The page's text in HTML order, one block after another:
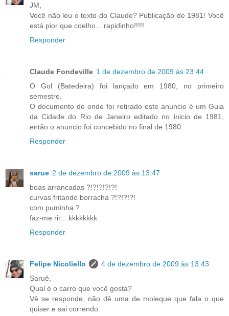
JM,
Você não leu o texto do Claude? Publicação de 1981! Você
está pior que coelho... rapidinho!!!!!
Responder
Claude Fondeville 1 de dezembro de 2009 às 23:44
O Gol (Batedeira) foi lançado em 1980, no primeiro
semestre.
O documento de onde foi retirado este anuncio é um Guia
da Cidade do Rio de Janeiro editado no inicio de 1981,
então o anuncio foi concebido no final de 1980.
Responder
sarue 2 de dezembro de 2009 às 13:47
boas arrancadas ?!?!?!?!?!
curvas fritando borracha ?!?!?!?!
com puminha ?
faz-me rir....kkkkkkkk
Responder
Felipe Nicoliello
4 de dezembro de 2009 às 13:43
Saruê,
Qual é o carro que você gosta?
Vê se responde, não dê uma de moleque que fala o que
quiser e sai correndo.